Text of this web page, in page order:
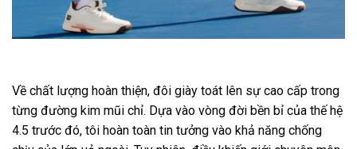
Về chất lượng hoàn thiện, đôi giày toát lên sự cao cấp trong
từng đường kim mũi chỉ. Dựa vào vòng đời bền bỉ của thế hệ
4.5 trước đó, tôi hoàn toàn tin tưởng vào khả năng chống